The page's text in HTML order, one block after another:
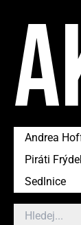
Andrea
Piráti
Sedlnice